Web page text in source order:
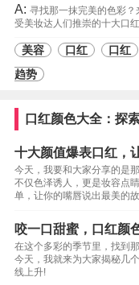
A: 寻找那一抹完美的色彩
受美妆达人们推崇的十大口
美容 口红 口红
趋势
口红颜色大全：探
十大颜值爆表口红，
今天，我要和大家分享的是
不仅色泽诱人，更是妆容点
单，让你的嘴唇说出最美的故
咬一口甜蜜，口红颜
在这个多彩的季节里，找到
今天，我就来为大家揭秘几
线上升!